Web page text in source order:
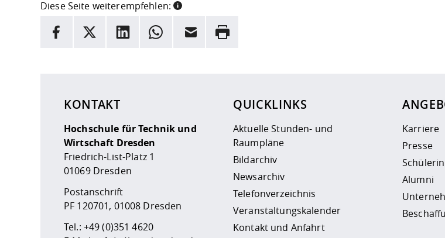
Diese Seite weiterempfehlen:
INFORMATION
Facebook
X LinkedInWhatsappE-Mail Drucken
KONTAKT
Hochschule für Technik und
Wirtschaft Dresden
Friedrich-List-Platz 1
01069 Dresden
Postanschrift
PF 120701, 01008 Dresden
Tel.: +49 (0)351 4620
QUICKLINKS
Aktuelle Stunden- und
Raumpläne
Bildarchiv
Newsarchiv
Telefonverzeichnis
Veranstaltungskalender
Kontakt und Anfahrt
Karriere
Presse
Alumni